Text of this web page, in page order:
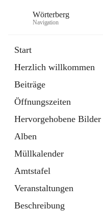
Wörterberg
Navigation
Start
Herzlich willkommen
Beiträge
Öffnungszeiten
Hervorgehobene Bilder
Alben
Müllkalender
Amtstafel
Veranstaltungen
Beschreibung
5 Schnellzugriffe
Bürgerservice
9 Schnellzugriffe